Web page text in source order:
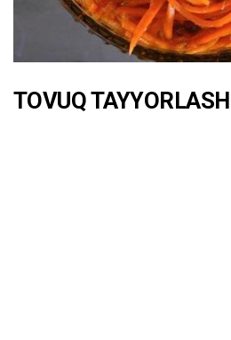
TOVUQ TAYYORLASH